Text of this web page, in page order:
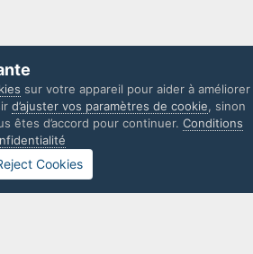
sur votre appareil pour aider à améliorer
d’ajuster vos paramètres de cookie, sinon
êtes d’accord pour continuer. Conditions
Cookies